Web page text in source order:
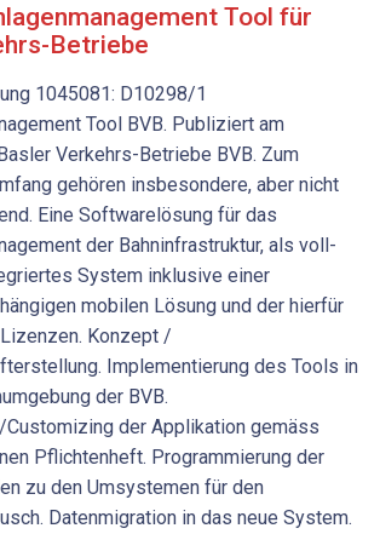
Tool für
Betriebe
1045081: D10298/1
Tool BVB. Publiziert am
Verkehrs-Betriebe BVB. Zum
gehören insbesondere, aber nicht
Eine Softwarelösung für das
der Bahninfrastruktur, als voll-
System inklusive einer
mobilen Lösung und der hierfür
Konzept /
Implementierung des Tools in
der BVB.
Customizing der Applikation gemäss
Pflichtenheft. Programmierung der
zu den Umsystemen für den
Datenmigration in das neue System.